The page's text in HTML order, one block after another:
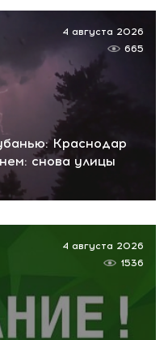
Краснодар
снова улицы
4 августа 2026
665
4 августа 2026
1536